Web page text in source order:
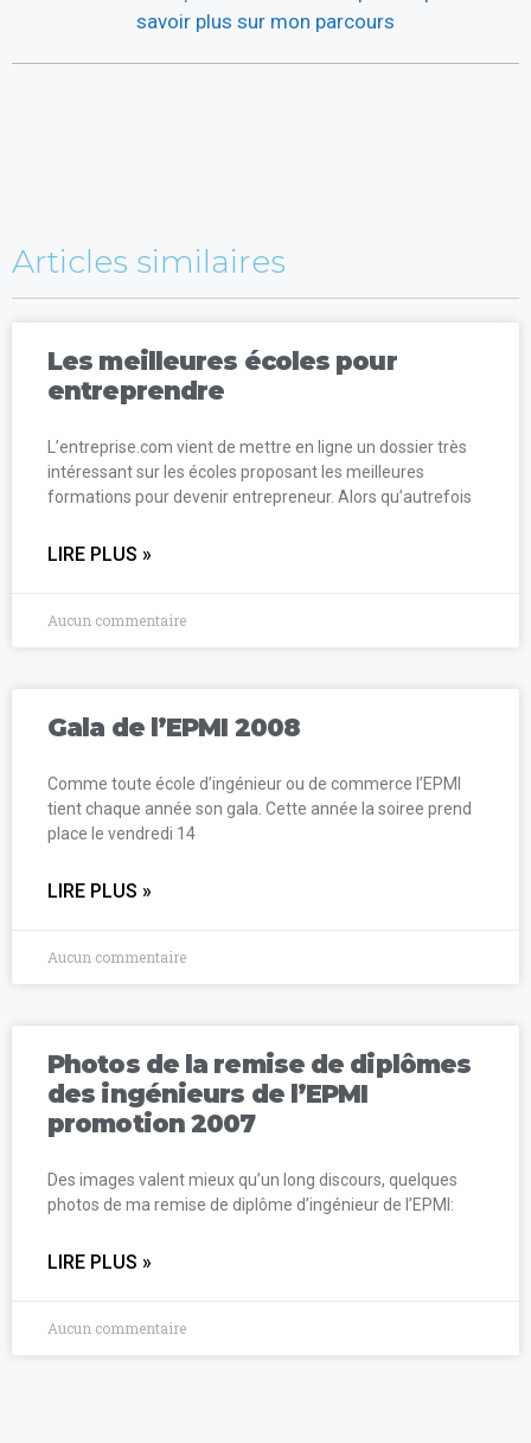
savoir plus sur mon parcours
Articles similaires
Les meilleures écoles pour
entreprendre
L’entreprise.com vient de mettre en ligne un dossier très
intéressant sur les écoles proposant les meilleures
formations pour devenir entrepreneur. Alors qu’autrefois
LIRE PLUS »
Aucun commentaire
Gala de l’EPMI 2008
Comme toute école d’ingénieur ou de commerce l’EPMI
tient chaque année son gala. Cette année la soiree prend
place le vendredi 14
LIRE PLUS »
Aucun commentaire
Photos de la remise de diplômes
des ingénieurs de l’EPMI
promotion 2007
Des images valent mieux qu’un long discours, quelques
photos de ma remise de diplôme d’ingénieur de l’EPMI:
LIRE PLUS »
Aucun commentaire